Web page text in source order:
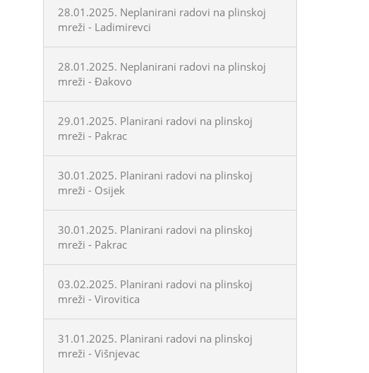
28.01.2025. Neplanirani radovi na plinskoj
mreži - Ladimirevci
28.01.2025. Neplanirani radovi na plinskoj
mreži - Đakovo
29.01.2025. Planirani radovi na plinskoj
mreži - Pakrac
30.01.2025. Planirani radovi na plinskoj
mreži - Osijek
30.01.2025. Planirani radovi na plinskoj
mreži - Pakrac
03.02.2025. Planirani radovi na plinskoj
mreži - Virovitica
31.01.2025. Planirani radovi na plinskoj
mreži - Višnjevac